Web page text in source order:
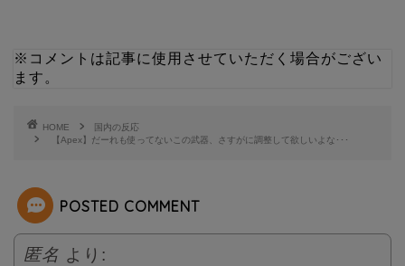
※コメントは記事に使用させていただく場合がござい
ます。
HOME
国内の反応
【Apex】だーれも使ってないこの武器、さすがに調整して欲しいよな･･･
POSTED COMMENT
匿名 より: